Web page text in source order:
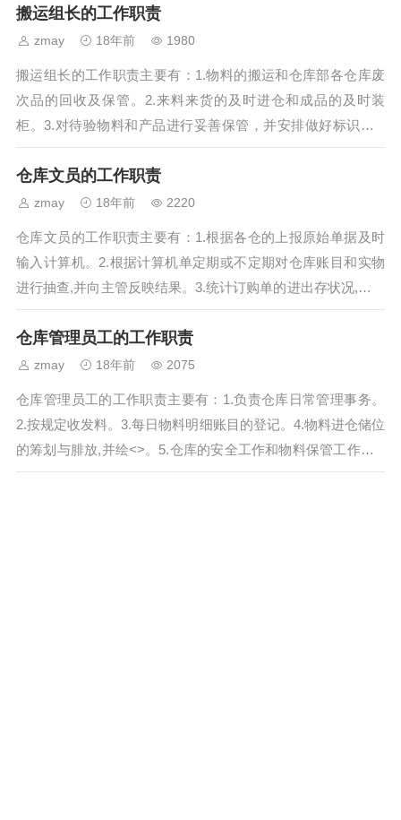
搬运组长的工作职责
zmay 18年前 1980
搬运组长的工作职责主要有：1.物料的搬运和仓库部各仓库废
次品的回收及保管。2.来料来货的及时进仓和成品的及时装
柜。3.对待验物料和产品进行妥善保管，并安排做好标识。4.
对滞留物品进行维护，以防倒塌、遗...
仓库文员的工作职责
zmay 18年前 2220
仓库文员的工作职责主要有：1.根据各仓的上报原始单据及时
输入计算机。2.根据计算机单定期或不定期对仓库账目和实物
进行抽查,并向主管反映结果。3.统计订购单的进出存状况,打印
计算机汇总表。4.向会计部门...
仓库管理员工的工作职责
zmay 18年前 2075
仓库管理员工的工作职责主要有：1.负责仓库日常管理事务。
2.按规定收发料。3.每日物料明细账目的登记。4.物料进仓储位
的筹划与腓放,并绘˂˃。5.仓库的安全工作和物料保管工作。6.
填写货仓相关报表。7...